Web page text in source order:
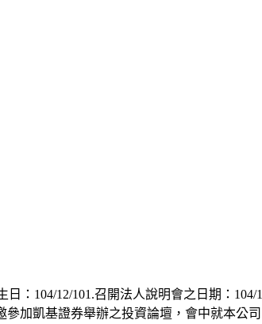
：104/12/101.召開法人說明會之日期：
加凱基證券舉辦之投資論壇，會中就本公